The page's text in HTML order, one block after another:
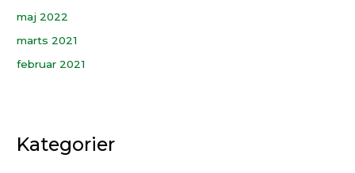
maj 2022
marts 2021
februar 2021
Kategorier